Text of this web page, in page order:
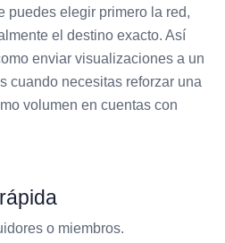
puedes elegir primero la red,
el destino exacto. Así
enviar visualizaciones a un
cuando necesitas reforzar una
volumen en cuentas con
o miembros.